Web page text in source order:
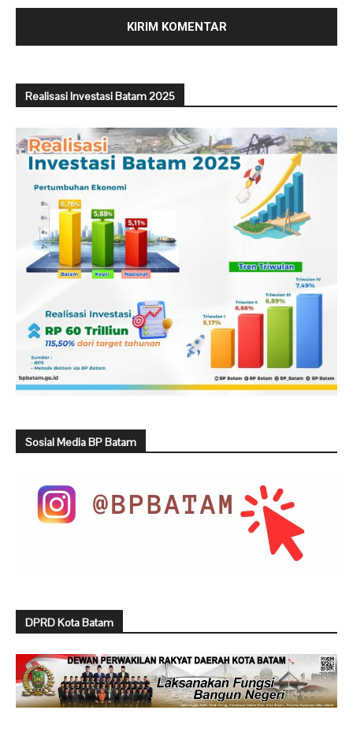
Realisasi Investasi Batam 2025
Sosial Media BP Batam
DPRD Kota Batam